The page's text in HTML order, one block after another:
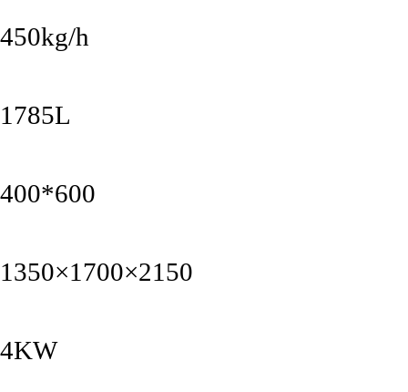
450kg/h
1785L
400*600
1350×1700×2150
4KW